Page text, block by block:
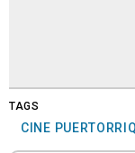
TAGS
CINE